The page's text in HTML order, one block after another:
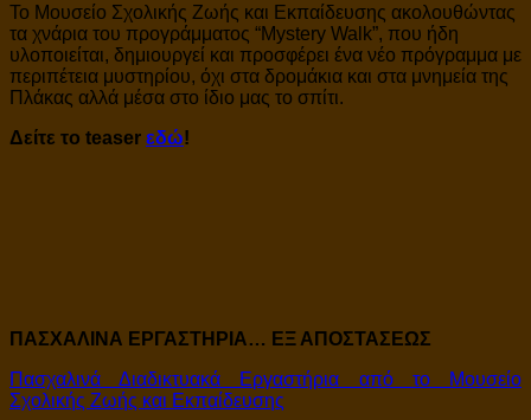
Το Μουσείο Σχολικής Ζωής και Εκπαίδευσης ακολουθώντας
τα χνάρια του προγράμματος “Mystery Walk”, που ήδη
υλοποιείται, δημιουργεί και προσφέρει ένα νέο πρόγραμμα με
περιπέτεια μυστηρίου, όχι στα δρομάκια και στα μνημεία της
Πλάκας αλλά μέσα στο ίδιο μας το σπίτι.
Δείτε το teaser εδώ!
ΠΑΣΧΑΛΙΝΑ ΕΡΓΑΣΤΗΡΙΑ… ΕΞ ΑΠΟΣΤΑΣΕΩΣ
Πασχαλινά Διαδικτυακά Εργαστήρια από το Μουσείο
Σχολικής Ζωής και Εκπαίδευσης